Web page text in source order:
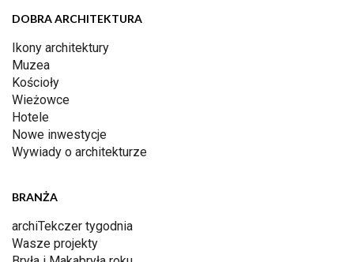
DOBRA ARCHITEKTURA
Ikony architektury
Muzea
Kościoły
Wieżowce
Hotele
Nowe inwestycje
Wywiady o architekturze
BRANŻA
archiTekczer tygodnia
Wasze projekty